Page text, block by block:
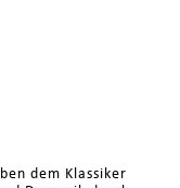
dem Klassiker